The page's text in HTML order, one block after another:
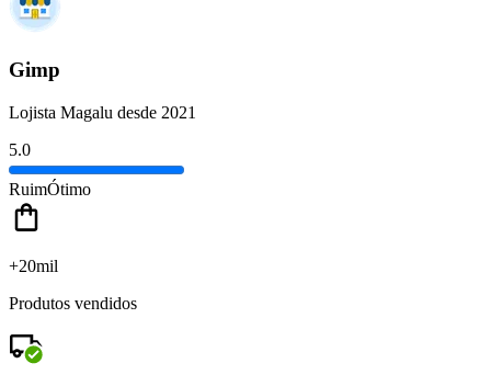
Gimp
Lojista Magalu desde 2021
5.0
RuimÓtimo
+20mil
Produtos vendidos